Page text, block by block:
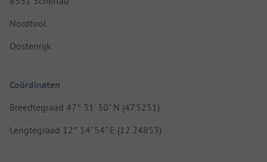
Nordtirol
Oostenrijk
Coördinaten
Breedtegraad 47° 31' 30" N (47.5251)
Lengtegraad 12° 14' 54" E (12.24853)